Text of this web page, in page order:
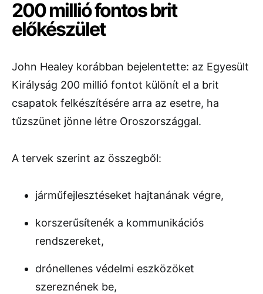
200 millió fontos brit
előkészület
John Healey korábban bejelentette: az Egyesült
Királyság 200 millió fontot különít el a brit
csapatok felkészítésére arra az esetre, ha
tűzszünet jönne létre Oroszországgal.
A tervek szerint az összegből:
járműfejlesztéseket hajtanának végre,
korszerűsítenék a kommunikációs
rendszereket,
drónellenes védelmi eszközöket
szereznének be,